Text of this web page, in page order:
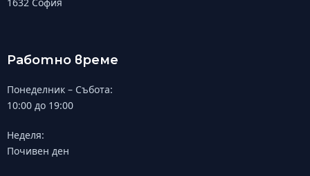
Работно време
Понеделник – Събота:
10:00 до 19:00
Неделя:
Почивен ден